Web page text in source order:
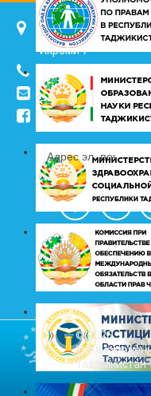
734025, г. Душанбе,
Икроми 7
(+992 37) 2217352
info@vhk.tj
/kudakon
© 2026
Таджикистан